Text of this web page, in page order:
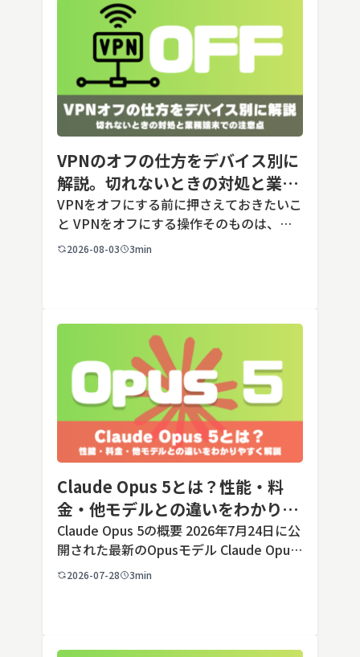
VPNのオフの仕方をデバイス別に
解説。切れないときの対処と業務
端末での注意点
VPNをオフにする前に押さえておきたいこ
と VPNをオフにする操作そのものは、ど
の端末でも数タップから数クリックで完了
2026-08-03 3min
Claude Opus 5とは？性能・料
金・他モデルとの違いをわかりや
すく解説
Claude Opus 5の概要 2026年7月24日に公
開された最新のOpusモデル Claude Opus
5は、米国のAI企業Anthropic（アンソロピ
2026-07-28 3min